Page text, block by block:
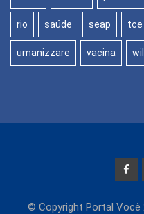
rio saúde seap tce
umanizzare vacina
© Copyright Portal Você